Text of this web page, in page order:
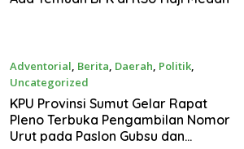
Adventorial, Berita, Daerah, Politik,
Uncategorized
24 September 2024
KPU Provinsi Sumut Gelar Rapat
Pleno Terbuka Pengambilan Nomor
Urut pada Paslon Gubsu dan